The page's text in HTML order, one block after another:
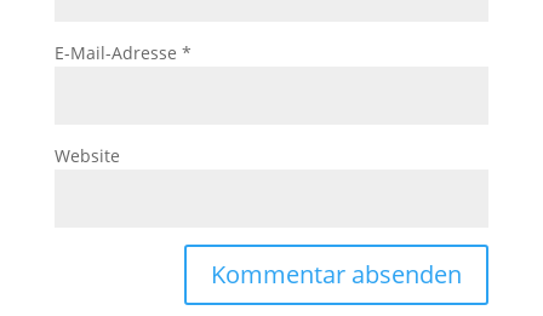
E-Mail-Adresse *
Website